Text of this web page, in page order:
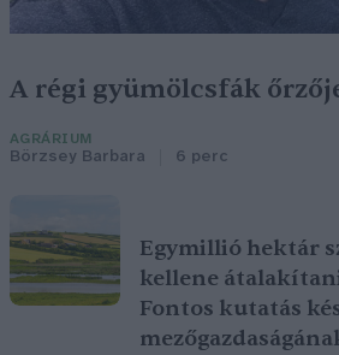
A régi gyümölcsfák
AGRÁRIUM
Börzsey Barbara 6 perc
Egymillió hektár
kellene
Fontos kutatás